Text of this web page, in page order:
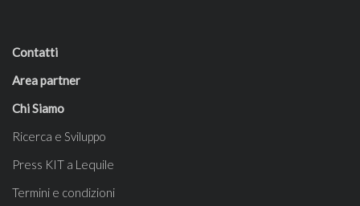
Contatti
Area partner
Chi Siamo
Ricerca e Sviluppo
Press KIT a Lequile
Termini e condizioni